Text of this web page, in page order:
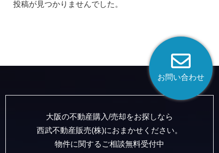
投稿が見つかりませんでした。
お問い合わせ
大阪の不動産購入/売却をお探しなら
西武不動産販売(株)におまかせください。
物件に関するご相談無料受付中